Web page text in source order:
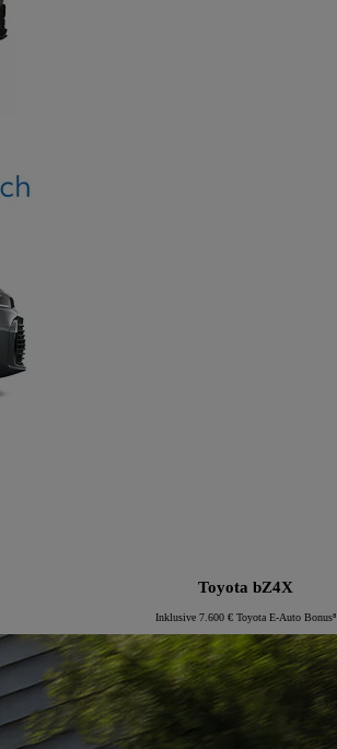
Toyota bZ4X
Inklusive 7.600 € Toyota E-Auto Bonus⁸